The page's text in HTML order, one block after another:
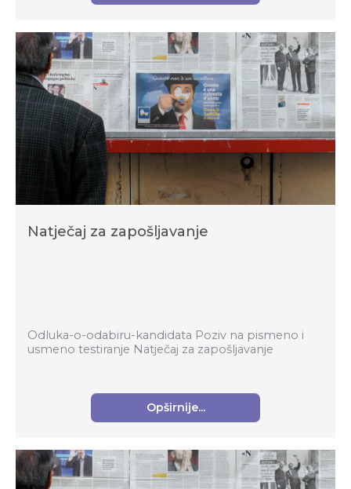
Natječaj za zapošljavanje
Odluka-o-odabiru-kandidata Poziv na pismeno i
usmeno testiranje Natječaj za zapošljavanje
Opširnije...